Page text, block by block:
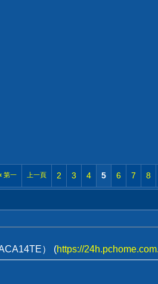
第一 上一頁 2 3 4 5 6 7 8
） (https://